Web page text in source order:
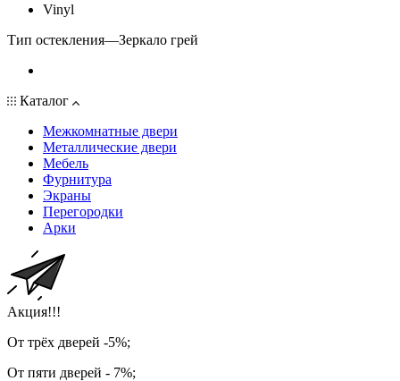
Vinyl
Тип остекления—Зеркало грей
Каталог
Межкомнатные двери
Металлические двери
Мебель
Фурнитура
Экраны
Перегородки
Арки
Акция!!!
От трёх дверей -5%;
От пяти дверей - 7%;